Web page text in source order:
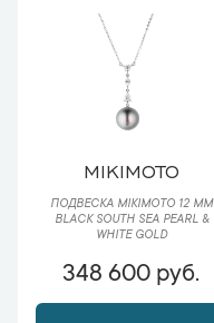
MIKIMOTO
ПОДВЕСКА MIKIMOTO 12 ММ
BLACK SOUTH SEA PEARL &
WHITE GOLD
348 600 руб.